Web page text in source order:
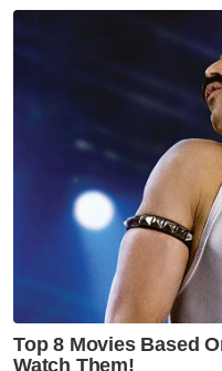
Kedua, kesan
menyebabkan
terpaksa dengan
meneruskan
dan sosial yang
integriti yang
kebajikan pekerja.
meningkat kepada
berbanding 4.5
menyumbang
akibat daripada